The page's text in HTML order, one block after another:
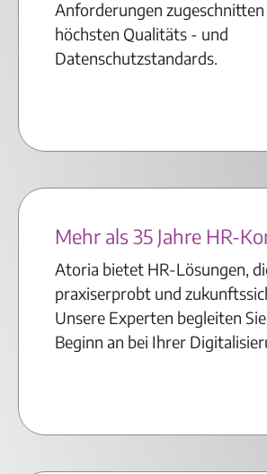
Anforderungen
höchsten Qualitäts - und
Datenschutzstandards.
Mehr als 35 Jahre HR-
Atoria bietet HR-Lösungen,
praxiserprobt und
Unsere Experten begleiten
Beginn an bei Ihrer